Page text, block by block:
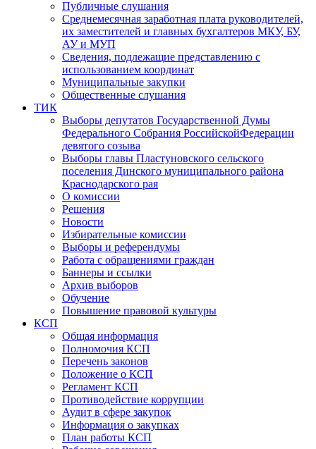
Публичные слушания
Среднемесячная заработная плата руководителей,
их заместителей и главных бухгалтеров МКУ, БУ,
АУ и МУП
Сведения, подлежащие представлению с
использованием координат
Муниципальные закупки
Общественные слушания
ТИК
Выборы депутатов Государственной Думы
Федерального Собрания РоссийскойФедерации
девятого созыва
Выборы главы Пластуновского сельского
поселения Динского муниципального района
Краснодарского рая
О комиссии
Решения
Новости
Избирательные комиссии
Выборы и референдумы
Работа с обращениями граждан
Баннеры и ссылки
Архив выборов
Обучение
Повышение правовой культуры
КСП
Общая информация
Полномочия КСП
Перечень законов
Положение о КСП
Регламент КСП
Противодействие коррупции
Аудит в сфере закупок
Информация о закупках
План работы КСП